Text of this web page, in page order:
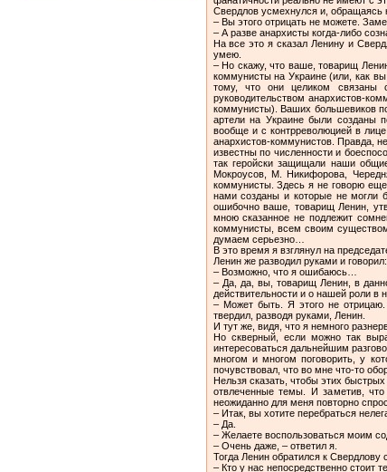
Свердлов усмехнулся и, обращаясь
– Вы этого отрицать не можете.
– А разве анархисты когда-либо
На все это я сказал Ленину и
умею.
– Но скажу, что ваше, товарищ
коммунисты на Украине (или, как
тому, что они целиком связаны
руководительством анархистов-
коммунисты). Ваших большевиков
артели на Украине были созданы
вообще и с контрреволюцией в
анархистов-коммунистов. Правда,
известны по численности и
так геройски защищали наши
Мокроусов, М. Никифорова,
коммунисты. Здесь я не говорю
нами созданы и которые не могли
ошибочно ваше, товарищ Ленин,
мною сказанное не подлежит
коммунисты, всем своим
думаем серьезно…
В это время я взглянул на
Ленин же разводил руками и говорил:
– Возможно, что я ошибаюсь…
– Да, да, вы, товарищ Ленин, в
действительности и о нашей роли в
– Может быть. Я этого не
твердил, разводя руками, Ленин.
И тут же, видя, что я немного
Но скверный, если можно так
интересоваться дальнейшим
многом и многом поговорить, у
почувствовал, что во мне что-то
Нельзя сказать, чтобы этих
отвлеченные темы. И заметив, что
неожиданно для меня повторно
– Итак, вы хотите перебраться
– Да.
– Желаете воспользоваться моим
– Очень даже, – ответил я.
Тогда Ленин обратился к Свердлову
– Кто у нас непосредственно стоит